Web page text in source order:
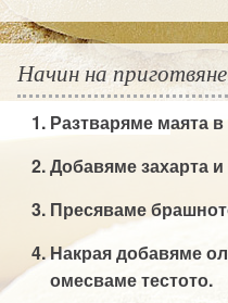
Начин на приготвяне
Разтваряме маята
Добавяме захарта и
Пресяваме
Накрая добавяме
омесваме тестото.